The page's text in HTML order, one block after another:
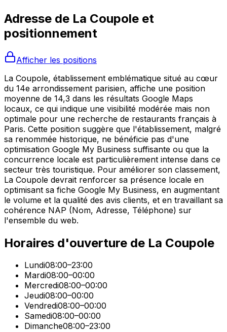
Adresse de La Coupole et
positionnement
Afficher les positions
La Coupole, établissement emblématique situé au cœur
du 14e arrondissement parisien, affiche une position
moyenne de 14,3 dans les résultats Google Maps
locaux, ce qui indique une visibilité modérée mais non
optimale pour une recherche de restaurants français à
Paris. Cette position suggère que l'établissement, malgré
sa renommée historique, ne bénéficie pas d'une
optimisation Google My Business suffisante ou que la
concurrence locale est particulièrement intense dans ce
secteur très touristique. Pour améliorer son classement,
La Coupole devrait renforcer sa présence locale en
optimisant sa fiche Google My Business, en augmentant
le volume et la qualité des avis clients, et en travaillant sa
cohérence NAP (Nom, Adresse, Téléphone) sur
l'ensemble du web.
Horaires d'ouverture de La Coupole
Lundi08:00–23:00
Mardi08:00–00:00
Mercredi08:00–00:00
Jeudi08:00–00:00
Vendredi08:00–00:00
Samedi08:00–00:00
Dimanche08:00–23:00